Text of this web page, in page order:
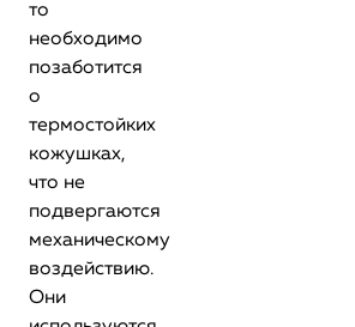
то
необходимо
позаботится
о
термостойких
кожушках,
что не
подвергаются
механическому
воздействию.
Они